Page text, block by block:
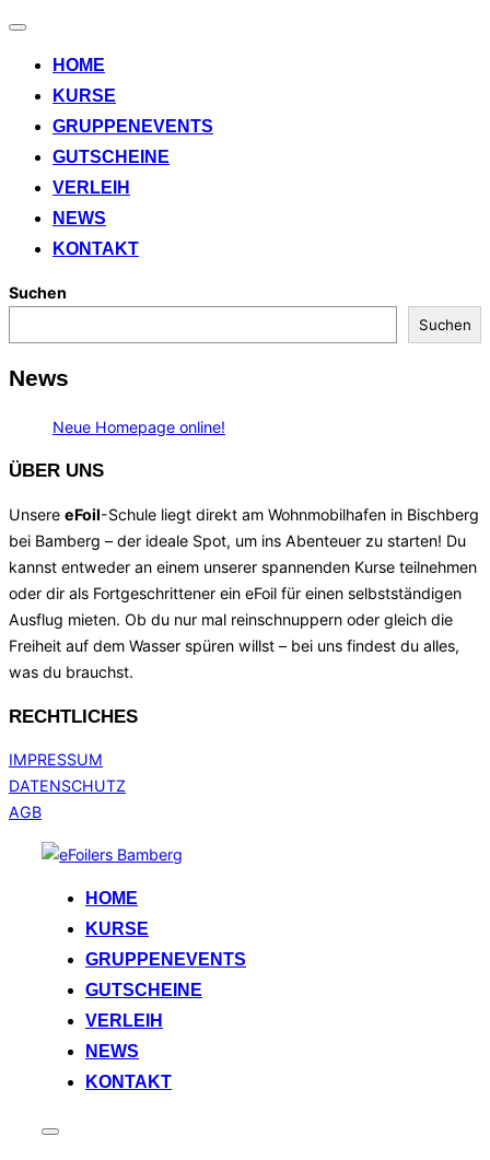
Navigation
HOME
KURSE
GRUPPENEVENTS
GUTSCHEINE
VERLEIH
NEWS
KONTAKT
Suchen
Suchen
News
Neue Homepage online!
ÜBER UNS
Unsere eFoil-Schule liegt direkt am Wohnmobilhafen in Bischberg
bei Bamberg – der ideale Spot, um ins Abenteuer zu starten! Du
kannst entweder an einem unserer spannenden Kurse teilnehmen
oder dir als Fortgeschrittener ein eFoil für einen selbstständigen
Ausflug mieten. Ob du nur mal reinschnuppern oder gleich die
Freiheit auf dem Wasser spüren willst – bei uns findest du alles,
was du brauchst.
RECHTLICHES
IMPRESSUM
DATENSCHUTZ
AGB
springen
HOME
KURSE
GRUPPENEVENTS
GUTSCHEINE
VERLEIH
NEWS
KONTAKT
Seitenleiste